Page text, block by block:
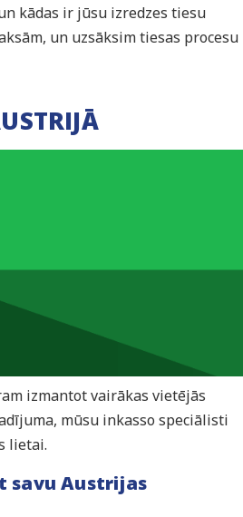
kādas ir jūsu izredzes tiesu
un uzsāksim tiesas procesu
izmantot vairākas vietējās
mūsu inkasso speciālisti
lietai.
savu Austrijas